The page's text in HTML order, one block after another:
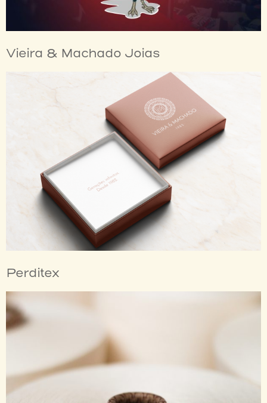
Vieira & Machado Joias
Perditex